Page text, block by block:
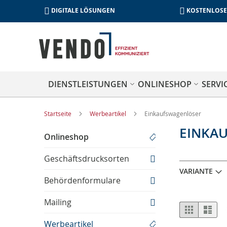
DIGITALE LÖSUNGEN
DIENSTLEISTUNGEN ONLINESHOP
Startseite Werbeartikel Einkaufswagenlöser
VARIANTE
als
Liste Liste
Onlineshop
Geschäftsdrucksorten
Behördenformulare
Mailing
Werbeartikel